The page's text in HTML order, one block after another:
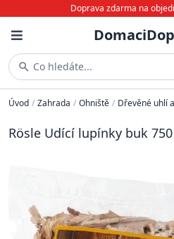
Doprava zdarma na
Co hledáte...
Úvod / Zahrada / Ohniště / Dřevěné uhlí
Rösle Udící lupínky buk